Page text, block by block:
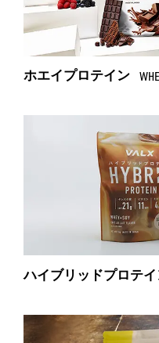
ホエイプロテイン
ハイブリッドプロテ